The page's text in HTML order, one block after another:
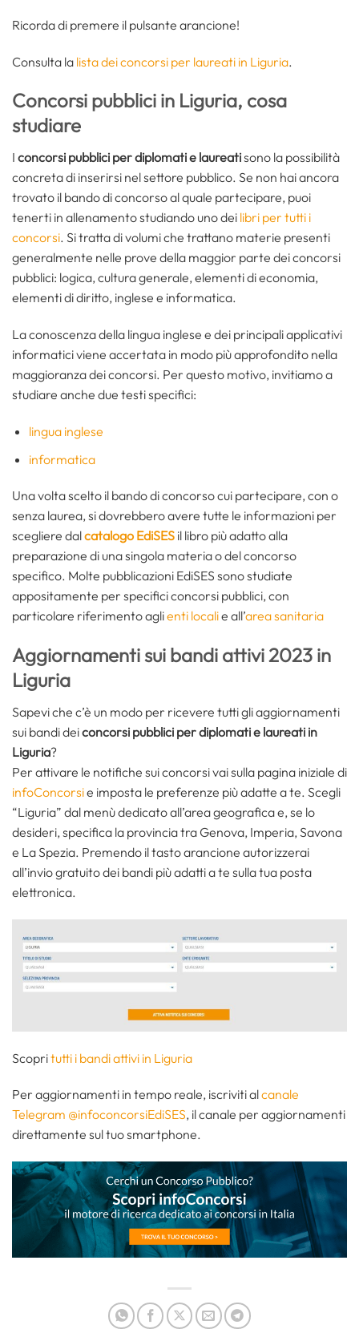
Ricorda di premere il pulsante arancione!
Consulta la lista dei concorsi per laureati in Liguria.
Concorsi pubblici in Liguria, cosa
studiare
I concorsi pubblici per diplomati e laureatisono la possibilità
concreta di inserirsi nel settore pubblico. Se non hai ancora
trovato il bando di concorso al quale partecipare, puoi
tenerti in allenamento studiando uno dei libri per tutti i
concorsi. Si tratta di volumi che trattano materie presenti
generalmente nelle prove della maggior parte dei concorsi
pubblici: logica, cultura generale, elementi di economia,
elementi di diritto, inglese e informatica.
La conoscenza della lingua inglese e dei principali applicativi
informatici viene accertata in modo più approfondito nella
maggioranza dei concorsi. Per questo motivo, invitiamo a
studiare anche due testi specifici:
lingua inglese
informatica
Una volta scelto il bando di concorso cui partecipare, con o
senza laurea, si dovrebbero avere tutte le informazioni per
scegliere dalcatalogo EdiSES il libro più adatto alla
preparazione di una singola materia o del concorso
specifico. Molte pubblicazioni EdiSES sono studiate
appositamente per specifici concorsi pubblici, con
particolare riferimento aglienti localie all’area sanitaria
Aggiornamenti sui bandi attivi 2023 in
Liguria
Sapevi che c’è un modo per ricevere tutti gli aggiornamenti
sui bandi deiconcorsi pubblici per diplomati e laureati in
Liguria?
Per attivare le notifiche sui concorsi vai sulla pagina iniziale di
infoConcorsie imposta le preferenze più adatte a te. Scegli
“Liguria” dal menù dedicato all’area geografica e, se lo
desideri, specifica la provincia tra Genova, Imperia, Savona
e La Spezia. Premendo il tasto arancione autorizzerai
all’invio gratuito dei bandi più adatti a te sulla tua posta
elettronica.
Scopritutti i bandi attivi in Liguria
Per aggiornamenti in tempo reale, iscriviti alcanale
Telegram @infoconcorsiEdiSES, il canale per aggiornamenti
direttamente sul tuo smartphone.